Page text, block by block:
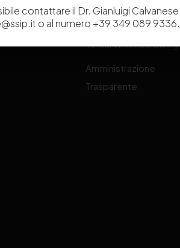
e
Media
Tutela Whistleblowing
Amministrazione
Trasparente
contattare il Dr. Gianluigi Calvanese
o al numero +39 349 089 9336.